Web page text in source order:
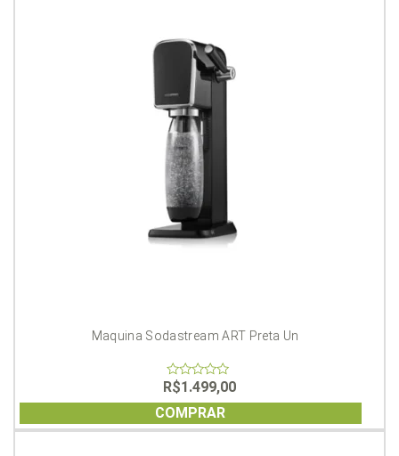
Maquina Sodastream ART Preta Un
0
out
of
5
R$1.499,00
COMPRAR